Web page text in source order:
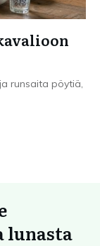
runsaita pöytiä,
lunasta